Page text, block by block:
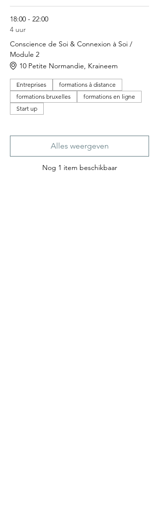
18:00 - 22:00
4 uur
Conscience de Soi & Connexion à Soi /
Module 2
10 Petite Normandie, Kraineem
Entreprises
formations à distance
formations bruxelles
formations en ligne
Start up
Nog 1 item beschikbaar
Alles weergeven